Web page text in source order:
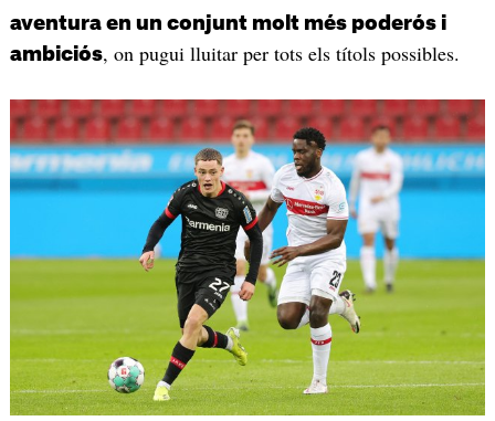
aventura en un conjunt molt més poderós i
ambiciós, on pugui lluitar per tots els títols possibles.